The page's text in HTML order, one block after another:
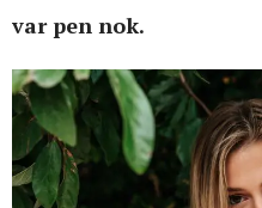
var pen nok.